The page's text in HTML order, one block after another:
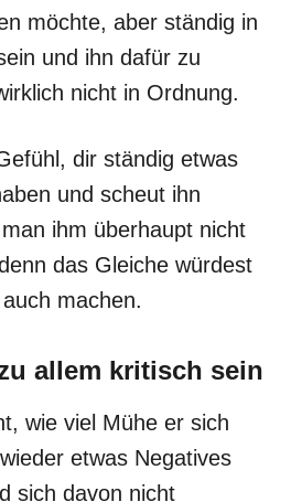
möchte, aber ständig in
und ihn dafür zu
nicht in Ordnung.
dir ständig etwas
und scheut ihn
ihm überhaupt nicht
das Gleiche würdest
machen.
allem kritisch sein
wie viel Mühe er sich
etwas Negatives
sich davon nicht